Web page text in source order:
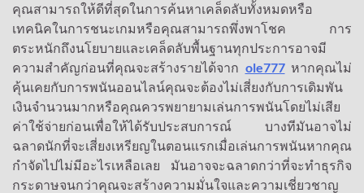
คุณสามารถให้ดีที่สุดในการค้นหาเคล็ดลับทั้งหมดหรือ
เทคนิคในการชนะเกมหรือคุณสามารถพึ่งพาโชค การ
ตระหนักถึงนโยบายและเคล็ดลับพื้นฐานทุกประการอาจมี
ความสำคัญก่อนที่คุณจะสร้างรายได้จาก ole777หากคุณไม่
คุ้นเคยกับการพนันออนไลน์คุณจะต้องไม่เสี่ยงกับการเดิมพัน
เงินจำนวนมากหรือคุณควรพยายามเล่นการพนันโดยไม่เสีย
ค่าใช้จ่ายก่อนเพื่อให้ได้รับประสบการณ์ บางทีมันอาจไม่
ฉลาดนักที่จะเสี่ยงเหรียญในตอนแรกเมื่อเล่นการพนันหากคุณ
กำจัดไปไม่มีอะไรเหลือเลย มันอาจจะฉลาดกว่าที่จะทำธุรกิจ
กระดาษจนกว่าคุณจะสร้างความมั่นใจและความเชี่ยวชาญ